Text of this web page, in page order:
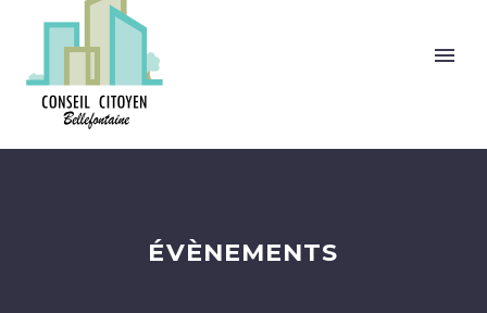
ÉVÈNEMENTS